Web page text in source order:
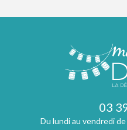
03
Du lundi au vendredi